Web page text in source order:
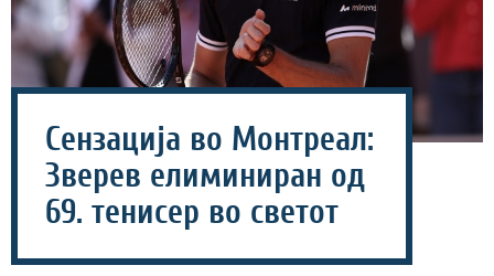
Сензација во Монтреал:
Зверев елиминиран од
69. тенисер во светот